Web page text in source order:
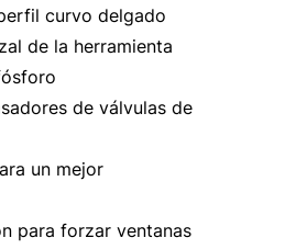
curvo delgado
de la herramienta
de válvulas de
un mejor
para forzar ventanas